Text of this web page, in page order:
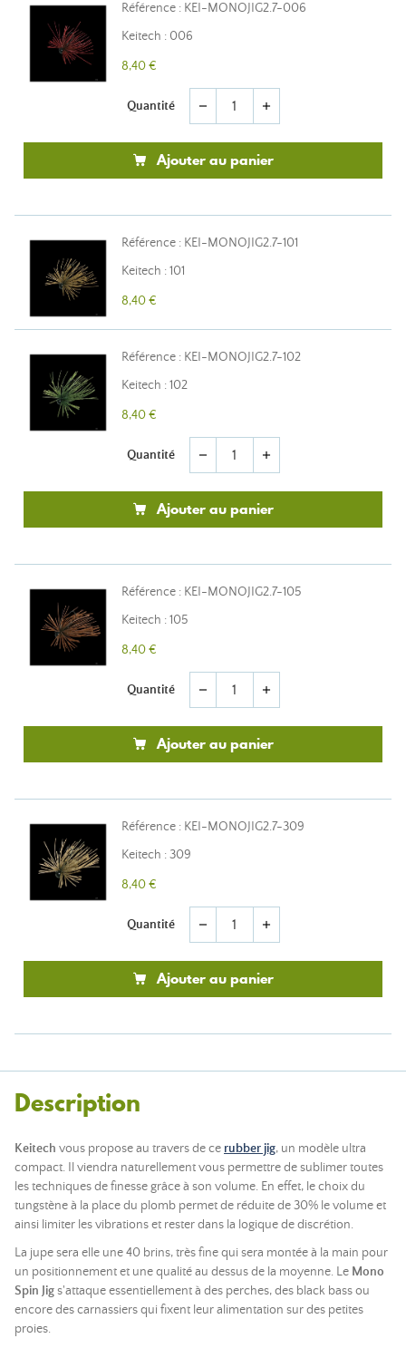
Référence : KEI-MONOJIG2.7-006
Keitech : 006
8,40 €
Quantité remove add
Ajouter au panier
Référence : KEI-MONOJIG2.7-101
Keitech : 101
8,40 €
Référence : KEI-MONOJIG2.7-102
Keitech : 102
8,40 €
Quantité remove add
Ajouter au panier
Référence : KEI-MONOJIG2.7-105
Keitech : 105
8,40 €
Quantité remove add
Ajouter au panier
Référence : KEI-MONOJIG2.7-309
Keitech : 309
8,40 €
Quantité remove add
Ajouter au panier
Description
Keitech vous propose au travers de ce rubber jig, un modèle ultra
compact. Il viendra naturellement vous permettre de sublimer toutes
les techniques de finesse grâce à son volume. En effet, le choix du
tungstène à la place du plomb permet de réduite de 30% le volume et
ainsi limiter les vibrations et rester dans la logique de discrétion.
La jupe sera elle une 40 brins, très fine qui sera montée à la main pour
un positionnement et une qualité au dessus de la moyenne. Le Mono
Spin Jigs'attaque essentiellement à des perches, des black bass ou
encore des carnassiers qui fixent leur alimentation sur des petites
proies.